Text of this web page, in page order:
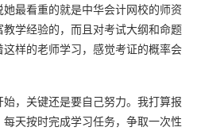
最看重的就是中华会计网校的师资
学经验的，而且对考试大纲和命题
样的老师学习，感觉考证的概率会
，关键还是要自己努力。我打算报
天按时完成学习任务，争取一次性